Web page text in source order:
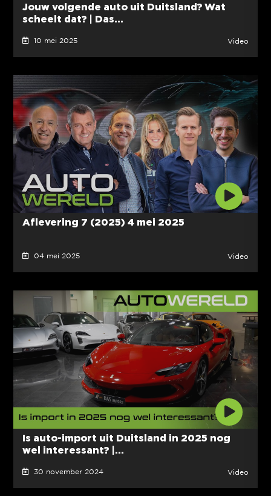
Jouw volgende auto uit Duitsland? Wat
scheelt dat? | Das...
10 mei 2025 Video
Aflevering 7 (2025) 4 mei 2025
04 mei 2025 Video
Is auto-import uit Duitsland in 2025 nog
wel interessant? |...
30 november 2024 Video